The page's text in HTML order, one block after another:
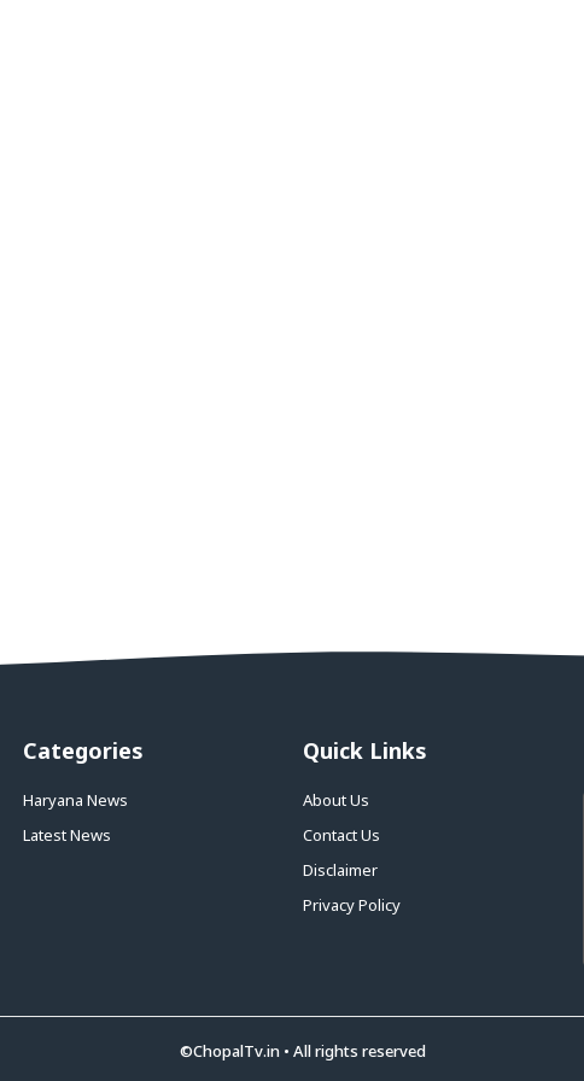
Categories
Haryana News
Latest News
Quick Links
About Us
Contact Us
Disclaimer
Privacy Policy
©ChopalTv.in • All rights reserved